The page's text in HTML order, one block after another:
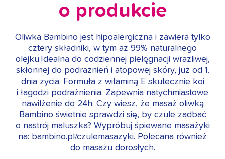
o produkcie
Oliwka Bambino jest hipoalergiczna i zawiera tylko
cztery składniki, w tym aż 99% naturalnego
olejku.Idealna do codziennej pielęgnacji wrażliwej,
skłonnej do podrażnień i atopowej skóry, już od 1.
dnia życia. Formuła z witaminą E skutecznie koi
i łagodzi podrażnienia. Zapewnia natychmiastowe
nawilżenie do 24h. Czy wiesz, że masaż oliwką
Bambino świetnie sprawdzi się, by czule zadbać
o nastrój maluszka? Wypróbuj śpiewane masażyki
na: bambino.pl/czulemasazyki. Polecana również
do masażu dorosłych.